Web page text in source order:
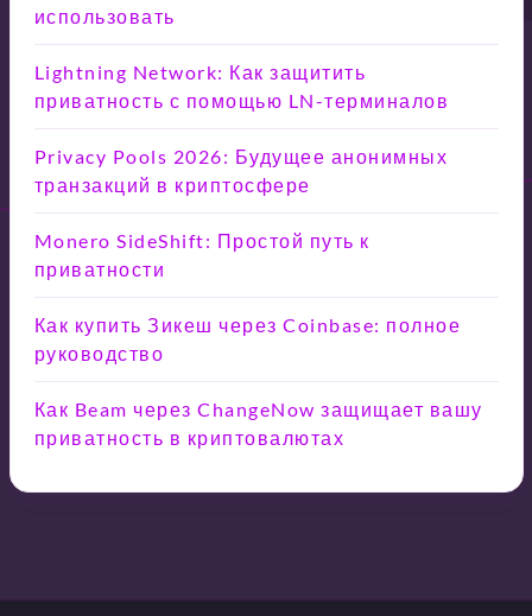
использовать
Lightning Network: Как защитить
приватность с помощью LN-терминалов
Privacy Pools 2026: Будущее анонимных
транзакций в криптосфере
Monero SideShift: Простой путь к
приватности
Как купить Зикеш через Coinbase: полное
руководство
Как Beam через ChangeNow защищает вашу
приватность в криптовалютах